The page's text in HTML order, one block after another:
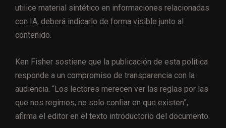
utilice material sintético en informaciones relacionadas
con IA, deberá indicarlo de forma visible junto al
contenido.
Ken Fisher sostiene que la publicación de esta política
responde a un compromiso de transparencia con la
audiencia. “Los lectores merecen ver las reglas por las
que nos regimos, no solo confiar en que existen”,
afirma el editor en el texto introductorio del documento.